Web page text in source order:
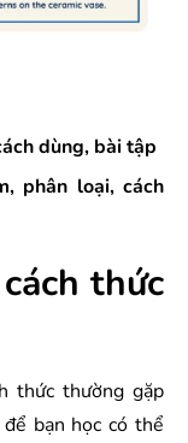
dùng, bài tập
phân loại, cách
thức
thức thường gặp
bạn học có thể